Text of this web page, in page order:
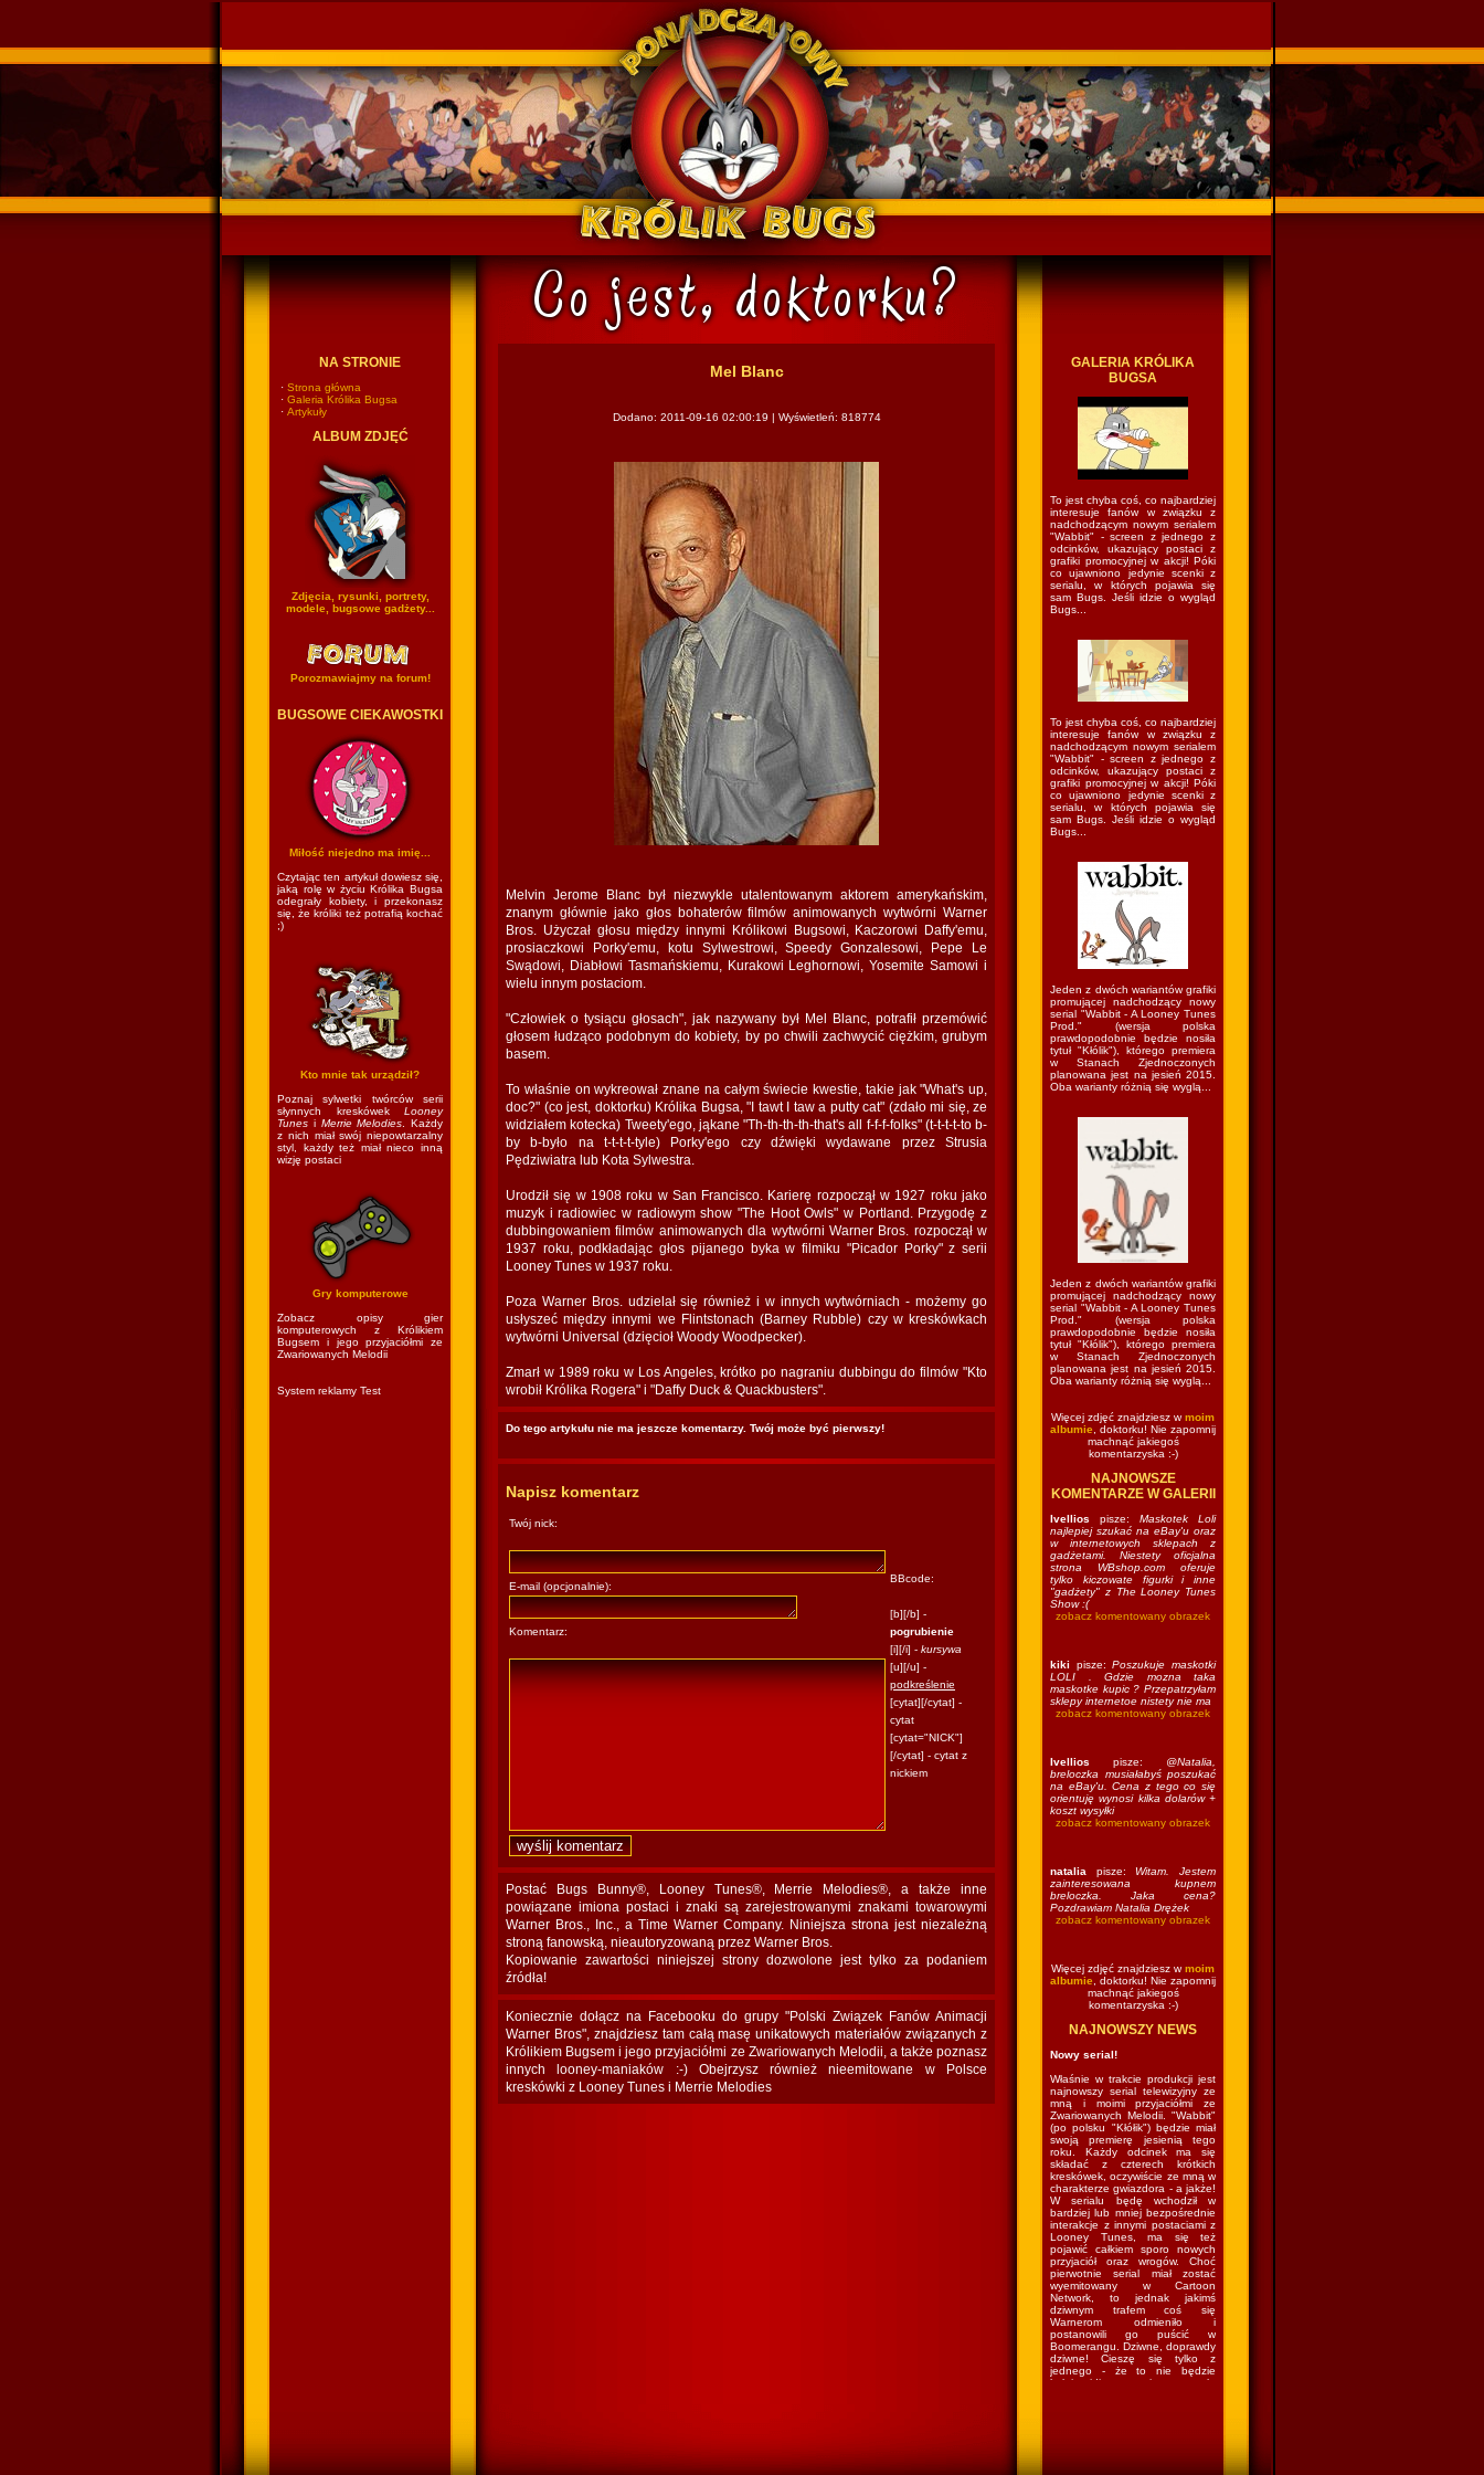
NA STRONIE
· Strona główna
· Galeria Królika Bugsa
· Artykuły
ALBUM ZDJĘĆ
Zdjęcia, rysunki, portrety,
modele, bugsowe gadżety...
Porozmawiajmy na forum!
BUGSOWE CIEKAWOSTKI
Miłość niejedno ma imię...
Czytając ten artykuł dowiesz się,
jaką rolę w życiu Królika Bugsa
odegrały kobiety, i przekonasz
się, że króliki też potrafią kochać
;)
Kto mnie tak urządził?
Poznaj sylwetki twórców serii
słynnych kreskówek Looney
Tunes i Merrie Melodies . Każdy
z nich miał swój niepowtarzalny
styl, każdy też miał nieco inną
wizję postaci
Gry komputerowe
Zobacz opisy gier
komputerowych z Królikiem
Bugsem i jego przyjaciółmi ze
Zwariowanych Melodii
System reklamy Test
Mel Blanc
Dodano: 2011-09-16 02:00:19 | Wyświetleń: 818774
Melvin Jerome Blanc był niezwykle utalentowanym aktorem amerykańskim,
znanym głównie jako głos bohaterów filmów animowanych wytwórni Warner
Bros. Użyczał głosu między innymi Królikowi Bugsowi, Kaczorowi Daffy'emu,
prosiaczkowi Porky'emu, kotu Sylwestrowi, Speedy Gonzalesowi, Pepe Le
Swądowi, Diabłowi Tasmańskiemu, Kurakowi Leghornowi, Yosemite Samowi i
wielu innym postaciom.
"Człowiek o tysiącu głosach", jak nazywany był Mel Blanc, potrafił przemówić
głosem łudząco podobnym do kobiety, by po chwili zachwycić ciężkim, grubym
basem.
To właśnie on wykreował znane na całym świecie kwestie, takie jak "What's up,
doc?" (co jest, doktorku) Królika Bugsa, "I tawt I taw a putty cat" (zdało mi się, ze
widziałem kotecka) Tweety'ego, jąkane "Th-th-th-th-that's all f-f-f-folks" (t-t-t-t-to b-
by b-było na t-t-t-t-tyle) Porky'ego czy dźwięki wydawane przez Strusia
Pędziwiatra lub Kota Sylwestra.
Urodził się w 1908 roku w San Francisco. Karierę rozpoczął w 1927 roku jako
muzyk i radiowiec w radiowym show "The Hoot Owls" w Portland. Przygodę z
dubbingowaniem filmów animowanych dla wytwórni Warner Bros. rozpoczął w
1937 roku, podkładając głos pijanego byka w filmiku "Picador Porky" z serii
Looney Tunes w 1937 roku.
Poza Warner Bros. udzielał się również i w innych wytwórniach - możemy go
usłyszeć między innymi we Flintstonach (Barney Rubble) czy w kreskówkach
wytwórni Universal (dzięcioł Woody Woodpecker).
Zmarł w 1989 roku w Los Angeles, krótko po nagraniu dubbingu do filmów "Kto
wrobił Królika Rogera" i "Daffy Duck & Quackbusters".
Do tego artykułu nie ma jeszcze komentarzy. Twój może być pierwszy!
Napisz komentarz
Twój nick:
E-mail (opcjonalnie):
Komentarz:
BBcode:
[b][/b] -
pogrubienie
[i][/i] - kursywa
[u][/u] -
podkreślenie
[cytat][/cytat] -
cytat
[cytat="NICK"]
[/cytat] - cytat z
nickiem
Postać Bugs Bunny®, Looney Tunes®, Merrie Melodies®, a także inne
powiązane imiona postaci i znaki są zarejestrowanymi znakami towarowymi
Warner Bros., Inc., a Time Warner Company. Niniejsza strona jest niezależną
stroną fanowską, nieautoryzowaną przez Warner Bros.
Kopiowanie zawartości niniejszej strony dozwolone jest tylko za podaniem
źródła!
Koniecznie dołącz na Facebooku do grupy "Polski Związek Fanów Animacji
Warner Bros", znajdziesz tam całą masę unikatowych materiałów związanych z
Królikiem Bugsem i jego przyjaciółmi ze Zwariowanych Melodii, a także poznasz
innych looney-maniaków :-) Obejrzysz również nieemitowane w Polsce
kreskówki z Looney Tunes i Merrie Melodies
GALERIA KRÓLIKA
BUGSA
To jest chyba coś, co najbardziej
interesuje fanów w związku z
nadchodzącym nowym serialem
"Wabbit" - screen z jednego z
odcinków, ukazujący postaci z
grafiki promocyjnej w akcji! Póki
co ujawniono jedynie scenki z
serialu, w których pojawia się
sam Bugs. Jeśli idzie o wygląd
Bugs...
To jest chyba coś, co najbardziej
interesuje fanów w związku z
nadchodzącym nowym serialem
"Wabbit" - screen z jednego z
odcinków, ukazujący postaci z
grafiki promocyjnej w akcji! Póki
co ujawniono jedynie scenki z
serialu, w których pojawia się
sam Bugs. Jeśli idzie o wygląd
Bugs...
Jeden z dwóch wariantów grafiki
promującej nadchodzący nowy
serial "Wabbit - A Looney Tunes
Prod." (wersja polska
prawdopodobnie będzie nosiła
tytuł "Kłólik"), którego premiera
w Stanach Zjednoczonych
planowana jest na jesień 2015.
Oba warianty różnią się wyglą...
Jeden z dwóch wariantów grafiki
promującej nadchodzący nowy
serial "Wabbit - A Looney Tunes
Prod." (wersja polska
prawdopodobnie będzie nosiła
tytuł "Kłólik"), którego premiera
w Stanach Zjednoczonych
planowana jest na jesień 2015.
Oba warianty różnią się wyglą...
Więcej zdjęć znajdziesz wmoim
albumie , doktorku! Nie zapomnij
machnąć jakiegoś
komentarzyska :-)
NAJNOWSZE
KOMENTARZE W GALERII
Ivellios pisze: Maskotek Loli
najlepiej szukać na eBay'u oraz
w internetowych sklepach z
gadżetami. Niestety oficjalna
strona WBshop.com oferuje
tylko kiczowate figurki i inne
"gadżety" z The Looney Tunes
Show :(
zobacz komentowany obrazek
kiki pisze:Poszukuje maskotki
LOLI . Gdzie mozna taka
maskotke kupic ? Przepatrzyłam
sklepy internetoe nistety nie ma
zobacz komentowany obrazek
Ivellios pisze: @Natalia,
breloczka musiałabyś poszukać
na eBay'u. Cena z tego co się
orientuję wynosi kilka dolarów +
koszt wysyłki
zobacz komentowany obrazek
natalia pisze:Witam. Jestem
zainteresowana kupnem
breloczka. Jaka cena?
Pozdrawiam Natalia Drężek
zobacz komentowany obrazek
Więcej zdjęć znajdziesz wmoim
albumie , doktorku! Nie zapomnij
machnąć jakiegoś
komentarzyska :-)
NAJNOWSZY NEWS
Nowy serial!
Właśnie w trakcie produkcji jest
najnowszy serial telewizyjny ze
mną i moimi przyjaciółmi ze
Zwariowanych Melodii. "Wabbit"
(po polsku "Kłółik") będzie miał
swoją premierę jesienią tego
roku. Każdy odcinek ma się
składać z czterech krótkich
kreskówek, oczywiście ze mną w
charakterze gwiazdora - a jakże!
W serialu będę wchodził w
bardziej lub mniej bezpośrednie
interakcje z innymi postaciami z
Looney Tunes, ma się też
pojawić całkiem sporo nowych
przyjaciół oraz wrogów. Choć
pierwotnie serial miał zostać
wyemitowany w Cartoon
Network, to jednak jakimś
dziwnym trafem coś się
Warnerom odmieniło i
postanowili go puścić w
Boomerangu. Dziwne, doprawdy
dziwne! Cieszę się tylko z
jednego - że to nie będzie
kolejny idiotyczny sitcom w stylu